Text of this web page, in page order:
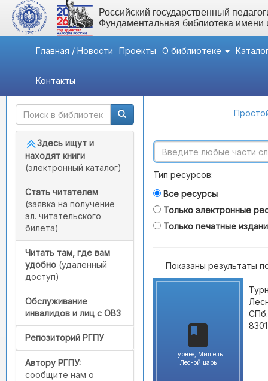
Российский государственный
Фундаментальная библиотека
Главная / Новости Проекты О библиотеке
Контакты
Быстрый доступ
Здесь ищут и
находят книги
(электронный каталог)
Стать читателем
(заявка на получение
эл. читательского
билета)
Читать там, где вам
удобно (удаленный
доступ)
Обслуживание
инвалидов и лиц с ОВЗ
Репозиторий РГПУ
Автору РГПУ:
сообщите нам о
Тип ресурсов:
Все ресурсы
Только электронные
Только печатные
Показаны результаты
Турнье, Мишель
Лесной царь